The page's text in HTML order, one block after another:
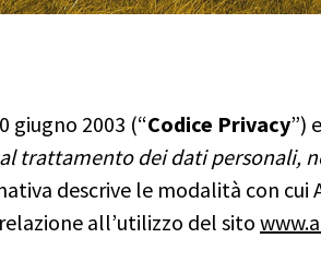
giugno 2003 (“Codice Privacy”)
trattamento dei dati personali,
descrive le modalità con
all’utilizzo del sito